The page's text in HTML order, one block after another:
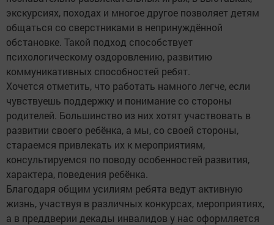
экскурсиях, походах и многое другое позволяет детям
общаться со сверстниками в непринуждённой
обстановке. Такой подход способствует
психологическому оздоровлению, развитию
коммуникативных способностей ребят.
Хочется отметить, что работать намного легче, если
чувствуешь поддержку и понимание со стороны
родителей. Большинство из них хотят участвовать в
развитии своего ребёнка, а мы, со своей стороны,
стараемся привлекать их к мероприятиям,
консультируемся по поводу особенностей развития,
характера, поведения ребёнка.
Благодаря общим усилиям ребята ведут активную
жизнь, участвуя в различных конкурсах, мероприятиях,
а в преддверии декады инвалидов у нас оформляется